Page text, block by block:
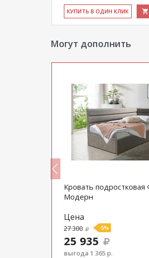
КУ­ПИТЬ В ОДИН КЛИК
Могут дополнить
Кровать
Модерн
Цена
27 300 -5%
25 935
выгода 1 365 р.